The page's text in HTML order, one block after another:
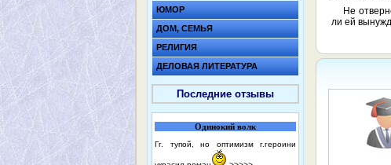
ЮМОР
ДОМ, СЕМЬЯ
РЕЛИГИЯ
ДЕЛОВАЯ ЛИТЕРАТУРА
Последние отзывы
Одинокий волк
Гг. тупой, но оптимизм г.героини
Не
ли ей